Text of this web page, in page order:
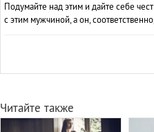
Подумайте над этим и дайте себе
с этим мужчиной, а он,
Читайте также